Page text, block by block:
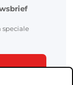
speciale